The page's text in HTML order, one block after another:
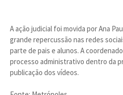
A ação judicial foi movida por Ana
grande repercussão nas redes
parte de pais e alunos. A
processo administrativo dentro da
publicação dos vídeos.